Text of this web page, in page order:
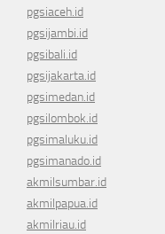
pgsiaceh.id
pgsijambi.id
pgsibali.id
pgsijakarta.id
pgsimedan.id
pgsilombok.id
pgsimaluku.id
pgsimanado.id
akmilsumbar.id
akmilpapua.id
akmilriau.id